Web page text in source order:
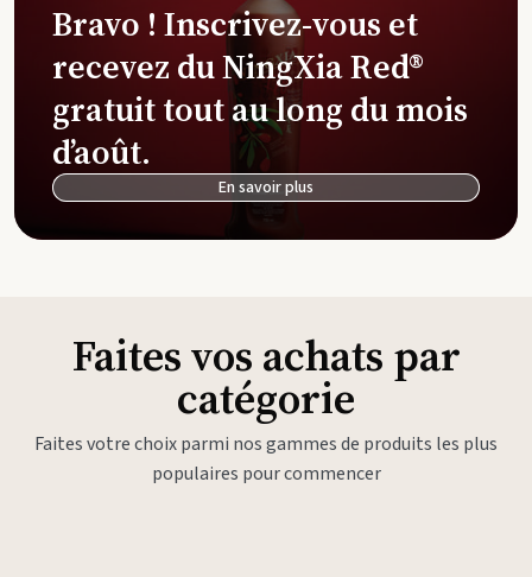
Bravo ! Inscrivez-vous et
recevez du NingXia Red®
gratuit tout au long du mois
d’août.
En savoir plus
Faites vos achats par
catégorie
Faites votre choix parmi nos gammes de produits les plus
populaires pour commencer